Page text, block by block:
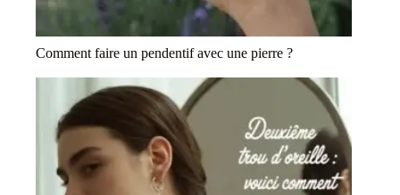
Comment faire un pendentif avec une pierre ?